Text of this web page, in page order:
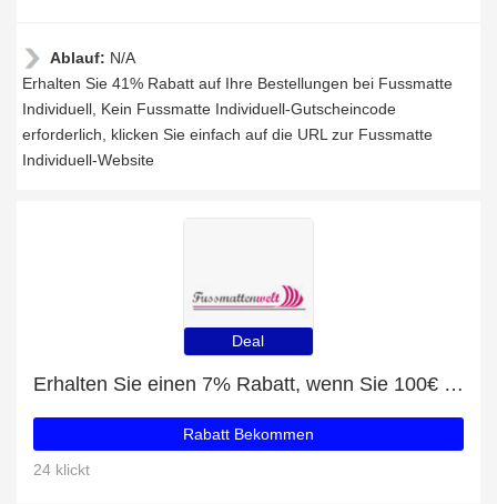
Ablauf: N/A
Erhalten Sie 41% Rabatt auf Ihre Bestellungen bei Fussmatte
Individuell, Kein Fussmatte Individuell-Gutscheincode
erforderlich, klicken Sie einfach auf die URL zur Fussmatte
Individuell-Website
Deal
Erhalten Sie einen 7% Rabatt, wenn Sie 100€ bei Fussmatte Individuell ausgeben
Rabatt Bekommen
24 klickt